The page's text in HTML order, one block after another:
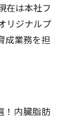
在は本社フ
リジナルプ
成業務を担
！内臓脂肪